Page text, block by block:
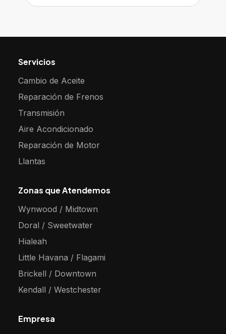
Servicios
Cambio de Aceite
Reparación de Frenos
Transmisión
Aire Acondicionado
Reparación de Motor
Llantas
Zonas que Atendemos
Wynwood / Midtown
Doral / Sweetwater
Hialeah
Little Havana / Flagami
Brickell / Downtown
Kendall / Westchester
Empresa